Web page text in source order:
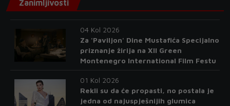
Zanimljivosti
04 Kol 2026
Za 'Paviljon' Dine Mustafića Specijalno
priznanje žirija na XII Green
Montenegro International Film Festu
01 Kol 2026
Rekli su da će propasti, no postala je
jedna od najuspješnijih glumica